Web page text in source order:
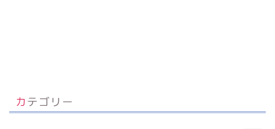
カテゴリー